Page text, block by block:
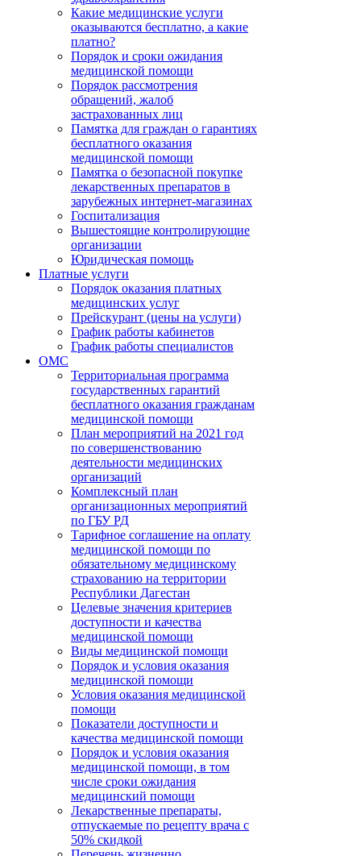
Какие медицинские услуги
оказываются бесплатно, а какие
платно?
Порядок и сроки ожидания
медицинской помощи
Порядок рассмотрения
обращений, жалоб
застрахованных лиц
Памятка для граждан о гарантиях
бесплатного оказания
медицинской помощи
Памятка о безопасной покупке
лекарственных препаратов в
зарубежных интернет-магазинах
Госпитализация
Вышестоящие контролирующие
организации
Юридическая помощь
Платные услуги
Порядок оказания платных
медицинских услуг
Прейскурант (цены на услуги)
График работы кабинетов
График работы специалистов
ОМС
Территориальная программа
государственных гарантий
бесплатного оказания гражданам
медицинской помощи
План мероприятий на 2021 год
по совершенствованию
деятельности медицинских
организаций
Комплексный план
организационных мероприятий
по ГБУ РД
Тарифное соглашение на оплату
медицинской помощи по
обязательному медицинскому
страхованию на территории
Республики Дагестан
Целевые значения критериев
доступности и качества
медицинской помощи
Виды медицинской помощи
Порядок и условия оказания
медицинской помощи
Условия оказания медицинской
помощи
Показатели доступности и
качества медицинской помощи
Порядок и условия оказания
медицинской помощи, в том
числе сроки ожидания
медицинский помощи
Лекарственные препараты,
отпускаемые по рецепту врача с
50% скидкой